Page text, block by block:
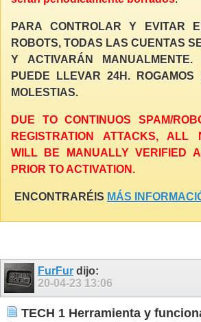
PARA CONTROLAR Y EVITAR
ROBOTS, TODAS LAS CUENTAS
Y ACTIVARÁN MANUALMENTE.
PUEDE LLEVAR 24H. ROGAMOS
MOLESTIAS.
DUE TO CONTINUOS SPAM/
REGISTRATION ATTACKS, ALL
WILL BE MANUALLY VERIFIED
PRIOR TO ACTIVATION.
ENCONTRARÉIS MÁS
FurFur dijo:
20-04-23 13:06
TECH 1 Herramienta y